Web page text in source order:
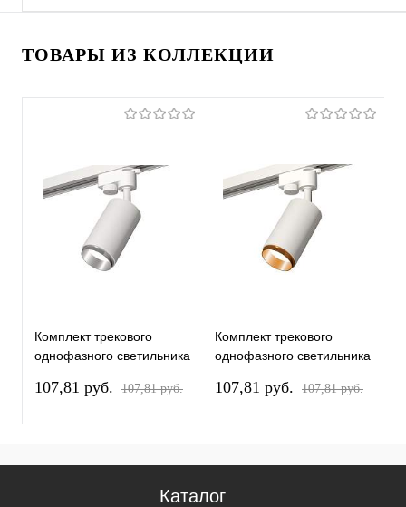
ТОВАРЫ ИЗ КОЛЛЕКЦИИ
Комплект трекового
однофазного светильника
белый песок/серебро
107,81 pуб. 107,81 pуб.
Комплект трекового
однофазного светильника
белый песок/золото
107,81 pуб. 107,81 pуб.
Каталог